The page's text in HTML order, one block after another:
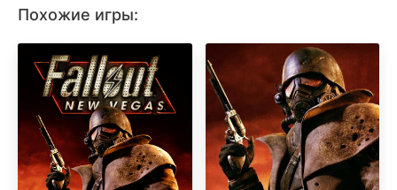
Похожие игры: